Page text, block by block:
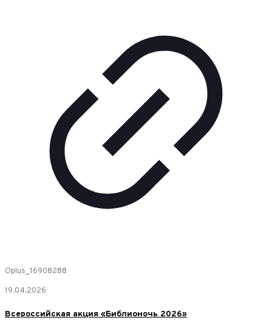
Oplus_16908288
19.04.2026
Всероссийская акция «Библионочь 2026»